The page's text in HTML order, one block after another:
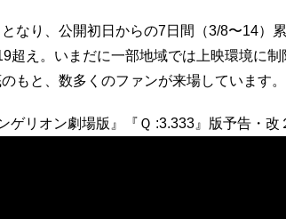
なり、公開初日からの7日間（3/8〜14）
超え。いまだに一部地域では上映環境に
もと、数多くのファンが来場しています。
ゲリオン劇場版』『Ｑ :3.333』版予告・改